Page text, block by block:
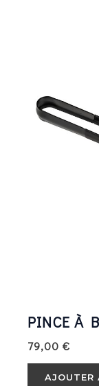
PINCE À
79,00 €
AJOUTER